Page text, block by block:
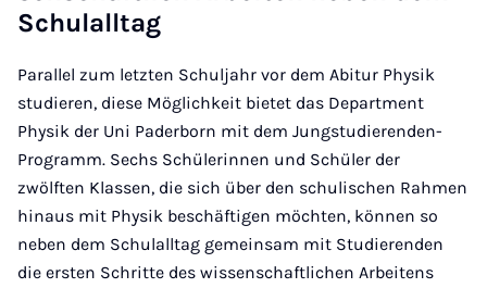
Schu­lall­tag
Parallel zum letzten Schuljahr vor dem Abitur Physik
studieren, diese Möglichkeit bietet das Department
Physik der Uni Paderborn mit dem Jungstudierenden-
Programm. Sechs Schülerinnen und Schüler der
zwölften Klassen, die sich über den schulischen Rahmen
hinaus mit Physik beschäftigen möchten, können so
neben dem Schulalltag gemeinsam mit Studierenden
die ersten Schritte des wissenschaftlichen Arbeitens